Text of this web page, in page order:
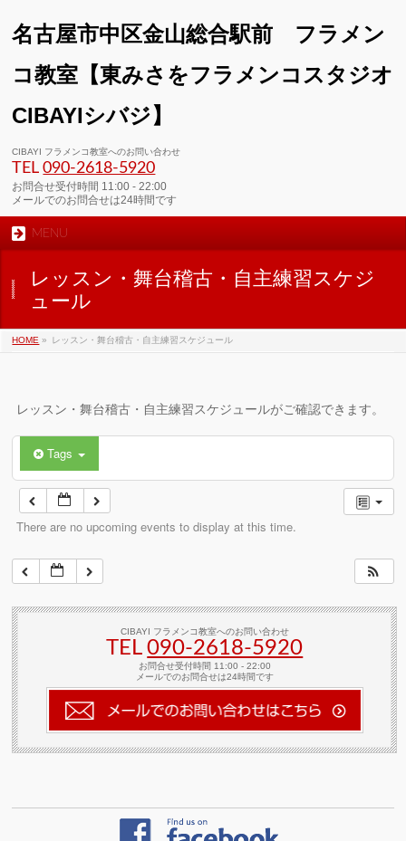
名古屋市中区金山総合駅前 フラメン
コ教室【東みさをフラメンコスタジオ
CIBAYIシバジ】
CIBAYI フラメンコ教室へのお問い合わせ
TEL090-2618‐5920
お問合せ受付時間 11:00 - 22:00
メールでのお問合せは24時間です
MENU
レッスン・舞台稽古・自主練習スケジ
ュール
HOME » レッスン・舞台稽古・自主練習スケジュール
レッスン・舞台稽古・自主練習スケジュールがご確認できます。
Tags
There are no upcoming events to display at this time.
CIBAYI フラメンコ教室へのお問い合わせ
TEL090-2618‐5920
お問合せ受付時間 11:00 - 22:00
メールでのお問合せは24時間です